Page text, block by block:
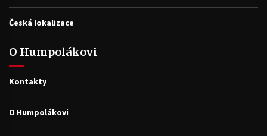
Česká lokalizace
O Humpolákovi
Kontakty
O Humpolákovi